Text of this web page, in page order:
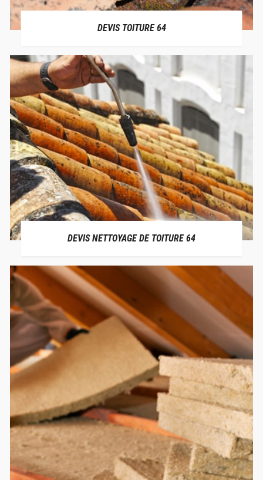
DEVIS TOITURE 64
DEVIS NETTOYAGE DE TOITURE 64